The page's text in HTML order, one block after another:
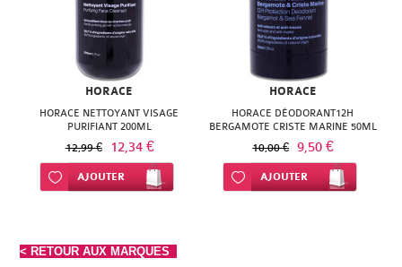
HORACE
HORACE NETTOYANT VISAGE
PURIFIANT 200ML
12,99 € 12,34 €
Ajouter à ma liste d’envie
AJOUTER
HORACE
HORACE DÉODORANT12H
BERGAMOTE CRISTE MARINE 50ML
10,00 € 9,50 €
Ajouter à ma liste d’envie
AJOUTER
< RETOUR AUX MARQUES